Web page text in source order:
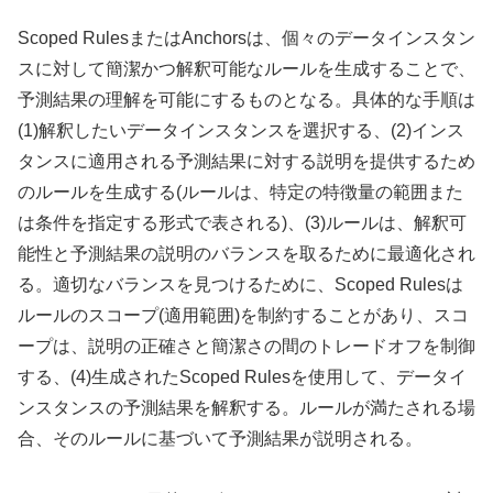
Scoped RulesまたはAnchorsは、個々のデータインスタン
スに対して簡潔かつ解釈可能なルールを生成することで、
予測結果の理解を可能にするものとなる。具体的な手順は
(1)解釈したいデータインスタンスを選択する、(2)インス
タンスに適用される予測結果に対する説明を提供するため
のルールを生成する(ルールは、特定の特徴量の範囲また
は条件を指定する形式で表される)、(3)ルールは、解釈可
能性と予測結果の説明のバランスを取るために最適化され
る。適切なバランスを見つけるために、Scoped Rulesは
ルールのスコープ(適用範囲)を制約することがあり、スコ
ープは、説明の正確さと簡潔さの間のトレードオフを制御
する、(4)生成されたScoped Rulesを使用して、データイ
ンスタンスの予測結果を解釈する。ルールが満たされる場
合、そのルールに基づいて予測結果が説明される。